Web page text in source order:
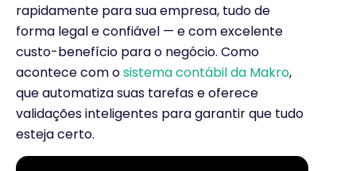
rapidamente para sua empresa, tudo de
forma legal e confiável — e com excelente
custo-benefício para o negócio. Como
acontece com osistema contábil da Makro,
que automatiza suas tarefas e oferece
validações inteligentes para garantir que tudo
esteja certo.